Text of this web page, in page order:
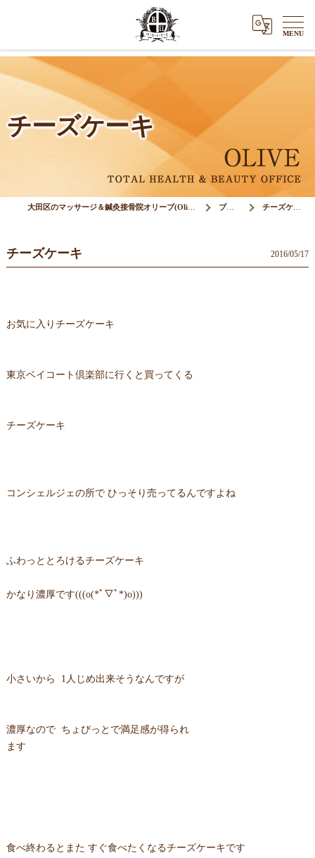
チーズケーキ
大田区のマッサージ＆鍼灸接骨院オリーブ(Olive) ブログ チーズケーキ
チーズケーキ 2016/05/17
お気に入りチーズケーキ
東京ベイコート倶楽部に行くと買ってくる
チーズケーキ
コンシェルジェの所で ひっそり売ってるんですよね
ふわっととろけるチーズケーキ
かなり濃厚です(((o(*ﾟ▽ﾟ*)o)))
小さいから 1人じめ出来そうなんですが
濃厚なので ちょびっとで満足感が得られ
ます
食べ終わるとまた すぐ食べたくなるチーズケーキです